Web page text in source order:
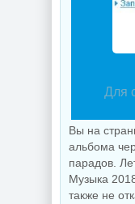
Для
Вы на
альбома
парадов.
Музыка
также не